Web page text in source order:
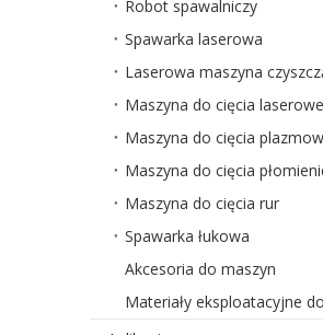
Robot spawalniczy
Spawarka laserowa
Laserowa maszyna
Maszyna do cięcia
Maszyna do cięcia
Maszyna do cięcia rur
Spawarka łukowa
Akcesoria do maszyn